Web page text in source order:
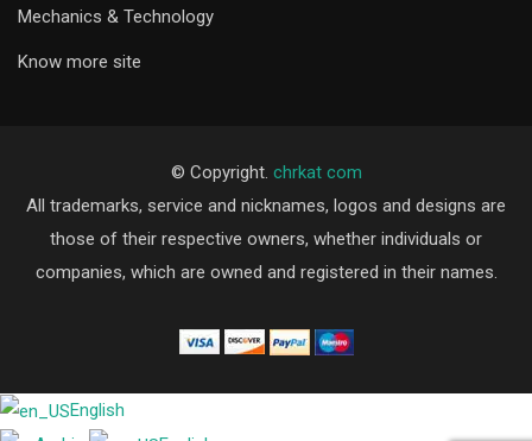
Mechanics & Technology
Know more site
© Copyright. chrkat com
All trademarks, service and nicknames, logos and designs are
those of their respective owners, whether individuals or
companies, which are owned and registered in their names.
English